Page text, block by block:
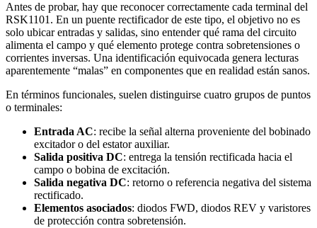
Antes de probar, hay que reconocer correctamente cada terminal del
RSK1101. En un puente rectificador de este tipo, el objetivo no es
solo ubicar entradas y salidas, sino entender qué rama del circuito
alimenta el campo y qué elemento protege contra sobretensiones o
corrientes inversas. Una identificación equivocada genera lecturas
aparentemente “malas” en componentes que en realidad están sanos.
En términos funcionales, suelen distinguirse cuatro grupos de puntos
o terminales:
Entrada AC: recibe la señal alterna proveniente del bobinado
excitador o del estator auxiliar.
Salida positiva DC: entrega la tensión rectificada hacia el
campo o bobina de excitación.
Salida negativa DC: retorno o referencia negativa del sistema
rectificado.
Elementos asociados: diodos FWD, diodos REV y varistores
de protección contra sobretensión.